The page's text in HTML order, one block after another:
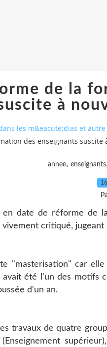
de la
à
les m&eacute;dias et
des enseignants suscite
annee, enseignants,
en date de réforme de
critiqué,
"masterisation" car
avait été l'un des motifs
d'un an.
travaux de quatre
(Enseignement